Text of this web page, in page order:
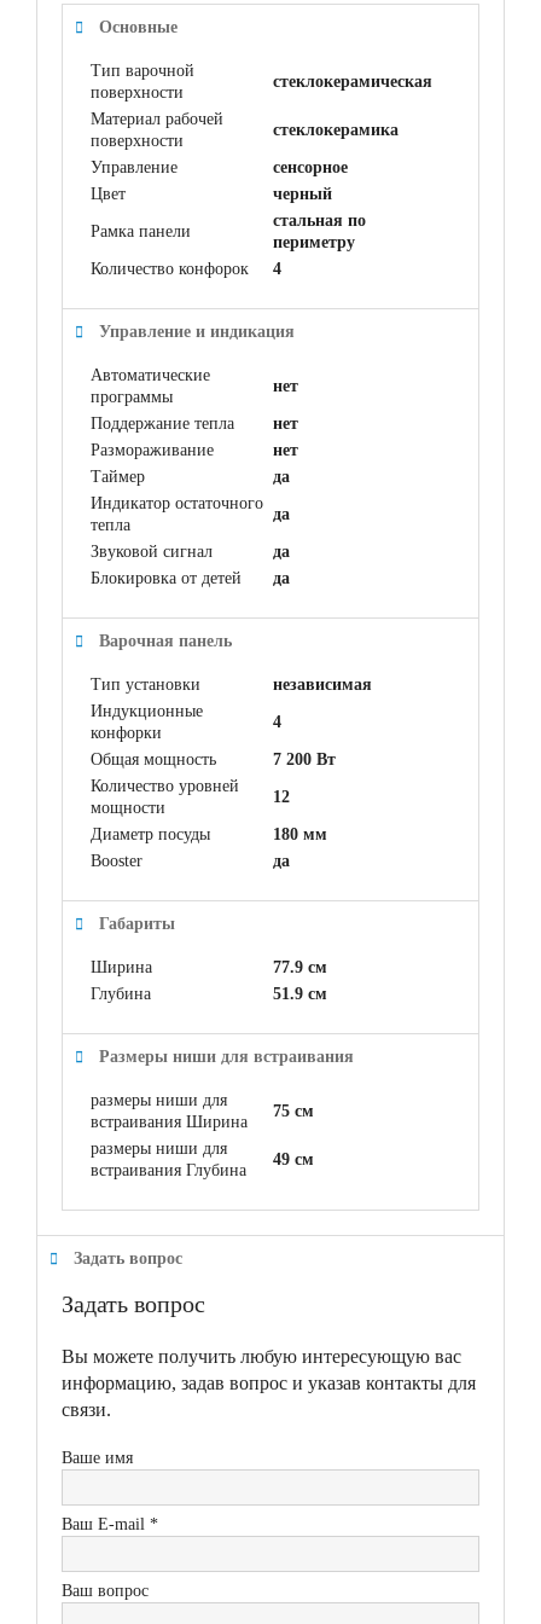
Основные
Тип варочной
поверхности
стеклокерамическая
Материал рабочей
поверхности
cтеклокерамика
Управление
сенсорное
Цвет
черный
Рамка панели
стальная по
периметру
Количество конфорок
4
Управление и индикация
Автоматические
программы
нет
Поддержание тепла
нет
Размораживание
нет
Таймер
да
Индикатор остаточного
тепла
да
Звуковой сигнал
да
Блокировка от детей
да
Варочная панель
Тип установки
независимая
Индукционные
конфорки
4
Общая мощность
7 200 Вт
Количество уровней
мощности
12
Диаметр посуды
180 мм
Booster
да
Габариты
Ширина
77.9 см
Глубина
51.9 см
Размеры ниши для встраивания
размеры ниши для
встраивания Ширина
75 см
размеры ниши для
встраивания Глубина
49 см
Задать вопрос
Задать вопрос
Вы можете получить любую интересующую вас
информацию, задав вопрос и указав контакты для
связи.
Ваше имя
Ваш E-mail *
Ваш вопрос